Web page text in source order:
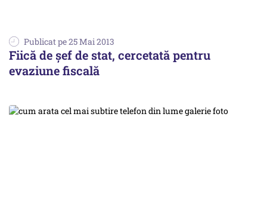
Publicat pe 25 Mai 2013
Fiică de șef de stat, cercetată pentru
evaziune fiscală